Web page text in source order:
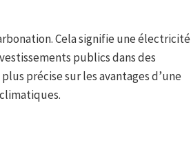
Cela signifie une électricité
publics dans des
précise sur les avantages d’une